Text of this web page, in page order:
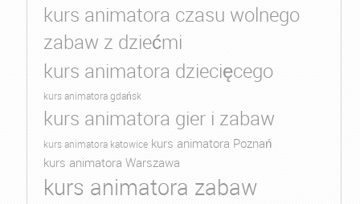
kurs animatora czasu wolnego
zabaw z dziećmi
kurs animatora dziecięcego
kurs animatora gdańsk
kurs animatora gier i zabaw
kurs animatora katowice kurs animatora Poznań
kurs animatora Warszawa
kurs animatora zabaw